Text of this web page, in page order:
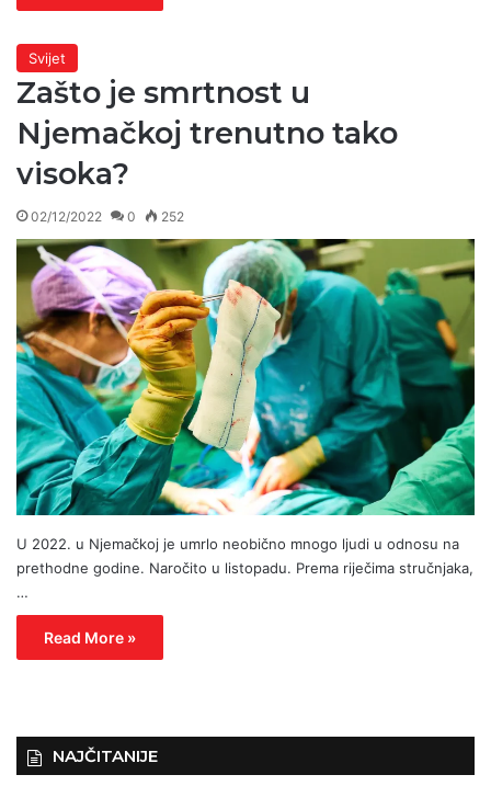
Svijet
Zašto je smrtnost u
Njemačkoj trenutno tako
visoka?
02/12/2022 0 252
U 2022. u Njemačkoj je umrlo neobično mnogo ljudi u odnosu na
prethodne godine. Naročito u listopadu. Prema riječima stručnjaka,
…
Read More »
NAJČITANIJE